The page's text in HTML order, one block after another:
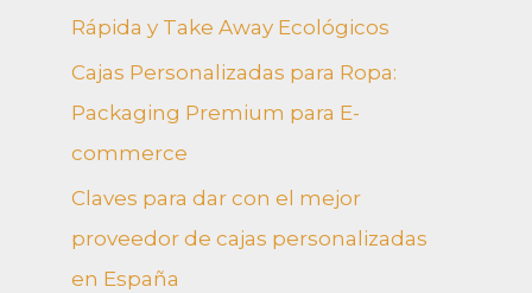
Rápida y Take Away Ecológicos
Cajas Personalizadas para Ropa:
Packaging Premium para E-
commerce
Claves para dar con el mejor
proveedor de cajas personalizadas
en España